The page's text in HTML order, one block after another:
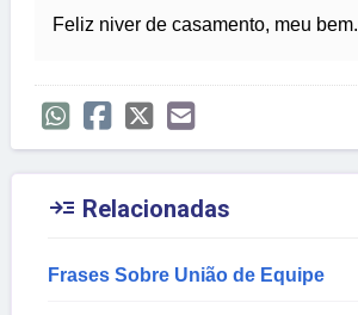
Feliz niver de casamento, meu bem.
 Relacionadas
Frases Sobre União de Equipe